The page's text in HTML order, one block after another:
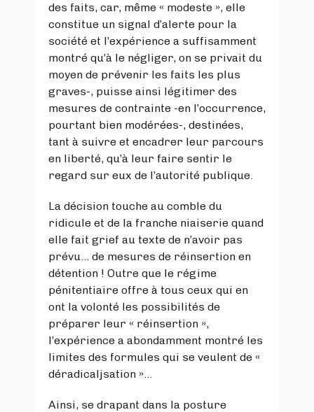
des faits, car, même « modeste », elle
constitue un signal d’alerte pour la
société et l’expérience a suffisamment
montré qu’à le négliger, on se privait du
moyen de prévenir les faits les plus
graves-, puisse ainsi légitimer des
mesures de contrainte -en l’occurrence,
pourtant bien modérées-, destinées,
tant à suivre et encadrer leur parcours
en liberté, qu’à leur faire sentir le
regard sur eux de l’autorité publique.
La décision touche au comble du
ridicule et de la franche niaiserie quand
elle fait grief au texte de n’avoir pas
prévu... de mesures de réinsertion en
détention ! Outre que le régime
pénitentiaire offre à tous ceux qui en
ont la volonté les possibilités de
préparer leur « réinsertion »,
l’expérience a abondamment montré les
limites des formules qui se veulent de «
déradicaljsation »...
Ainsi, se drapant dans la posture